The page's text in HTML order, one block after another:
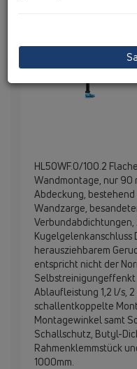
HL50WF.0/100.2
Wandmontage, nur 90
Abdeckung,
Wandzarge,
Kugelgelenkanschluss
herausziehbarem
entspricht nicht der
Ablaufleistung 1,2 l/s,
schallentkoppelte
Montagewinkel samt
Schallschutz, Butyl-
Rahmenklemmstück
1000mm.